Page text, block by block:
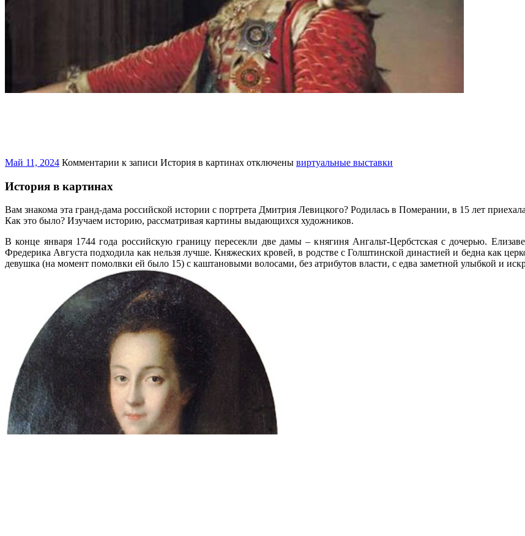
Май 11, 2024 Комментарии к записи История в картинах отключены виртуальные выставки
История в картинах
Вам знакома эта гранд-дама российской истории с портрета Дмитрия Левицкого? Родилась в Померании, в 15 лет
Как это было? Изучаем историю, рассматривая картины выдающихся художников.
В конце января 1744 года российскую границу пересекли две дамы – княгиня Ангальт-Цербстская с дочерью.
Фредерика Августа подходила как нельзя лучше. Княжеских кровей, в родстве с Голштинской династией и бедна как
девушка (на момент помолвки ей было 15) с каштановыми волосами, без атрибутов власти, с едва заметной улыбкой и